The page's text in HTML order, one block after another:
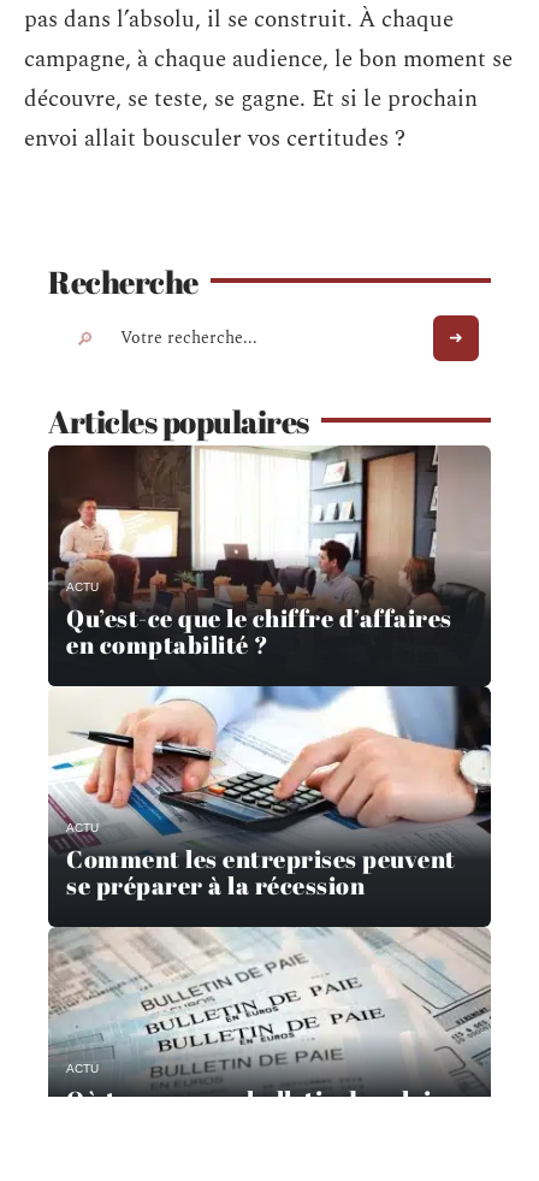
pas dans l’absolu, il se construit. À chaque
campagne, à chaque audience, le bon moment se
découvre, se teste, se gagne. Et si le prochain
envoi allait bousculer vos certitudes ?
Recherche
Articles populaires
ACTU
Qu’est-ce que le chiffre d’affaires
en comptabilité ?
ACTU
Comment les entreprises peuvent
se préparer à la récession
ACTU
Où trouver son bulletin de salaire